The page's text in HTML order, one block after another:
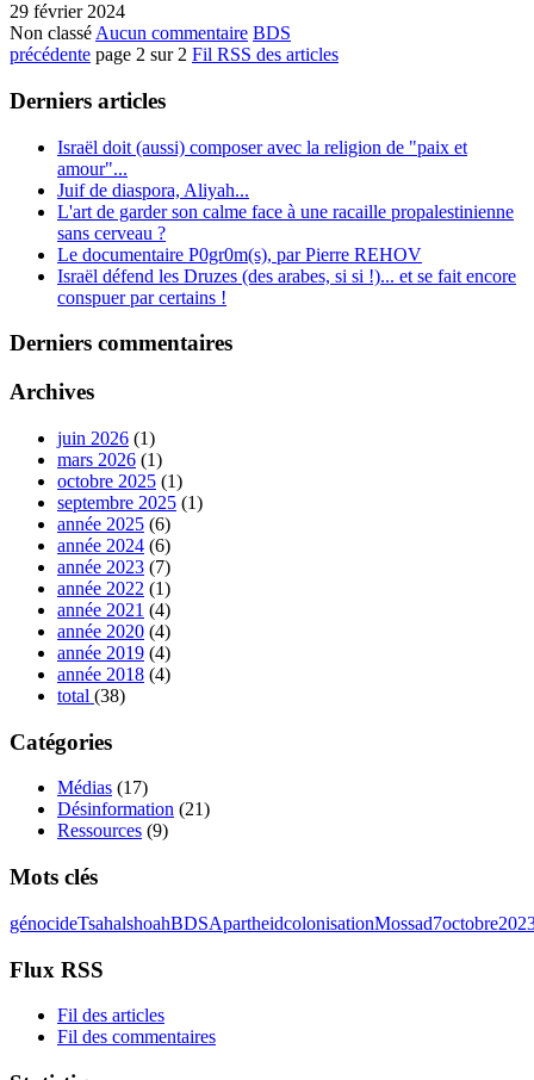
29 février 2024
Non classé Aucun commentaire BDS
précédente page 2 sur 2 Fil RSS des articles
Derniers articles
Israël doit (aussi) composer avec la religion de "paix et
amour"...
Juif de diaspora, Aliyah...
L'art de garder son calme face à une racaille propalestinienne
sans cerveau ?
Le documentaire P0gr0m(s), par Pierre REHOV
Israël défend les Druzes (des arabes, si si !)... et se fait encore
conspuer par certains !
Derniers commentaires
Archives
juin 2026 (1)
mars 2026 (1)
octobre 2025 (1)
septembre 2025 (1)
année 2025 (6)
année 2024 (6)
année 2023 (7)
année 2022 (1)
année 2021 (4)
année 2020 (4)
année 2019 (4)
année 2018 (4)
total (38)
Catégories
Médias (17)
Désinformation (21)
Ressources (9)
Mots clés
génocideTsahalshoahBDSApartheidcolonisationMossad
Flux RSS
Fil des articles
Fil des commentaires